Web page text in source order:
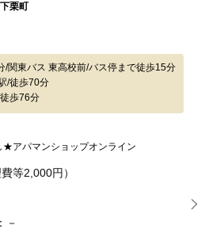
栗町
/関東バス 東高校前/バス停まで徒歩15分
/徒歩70分
歩76分
★アパマンショップオンライン
等2,000円）
－